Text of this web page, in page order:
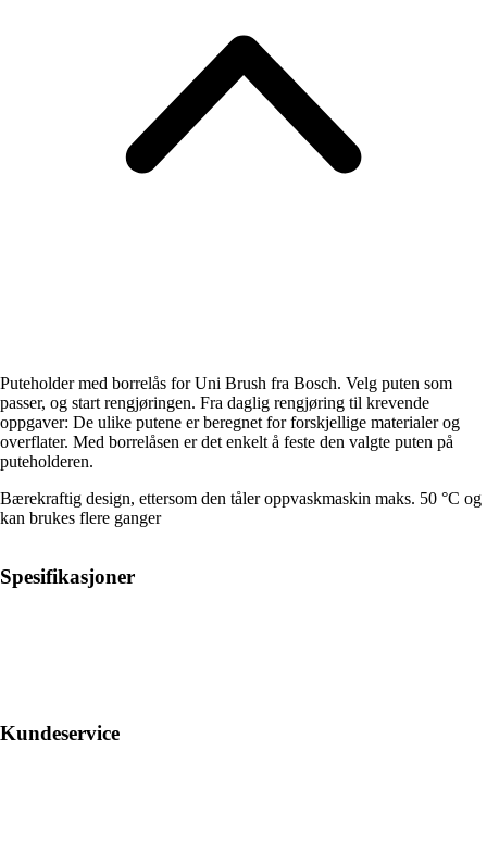
Puteholder med borrelås for Uni Brush fra Bosch. Velg puten som
passer, og start rengjøringen. Fra daglig rengjøring til krevende
oppgaver: De ulike putene er beregnet for forskjellige materialer og
overflater. Med borrelåsen er det enkelt å feste den valgte puten på
puteholderen.
Bærekraftig design, ettersom den tåler oppvaskmaskin maks. 50 °C og
kan brukes flere ganger
Spesifikasjoner
Kundeservice